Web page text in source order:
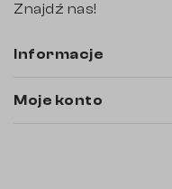
Znajdź nas!
Informacje
Moje konto